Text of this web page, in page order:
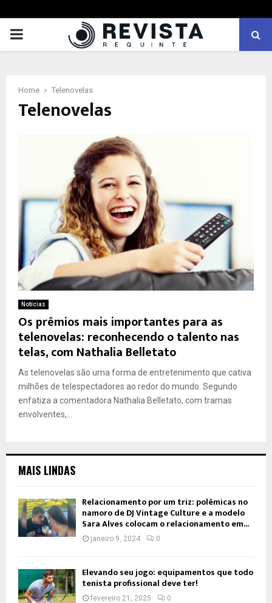
PRIMARY
Home Telenovelas
Telenovelas
Notícias
Os prêmios mais importantes para as
telenovelas: reconhecendo o talento nas
telas, com Nathalia Belletato
As telenovelas são uma forma de entretenimento que cativa
milhões de telespectadores ao redor do mundo. Segundo
enfatiza a comentadora Nathalia Belletato, com tramas
envolventes,...
MAIS LINDAS
Relacionamento por um triz: polêmicas no
namoro de DJ Vintage Culture e a modelo
Sara Alves colocam o relacionamento em...
janeiro 9, 2024 0
Elevando seu jogo: equipamentos que todo
tenista profissional deve ter!
fevereiro 21, 2025 0